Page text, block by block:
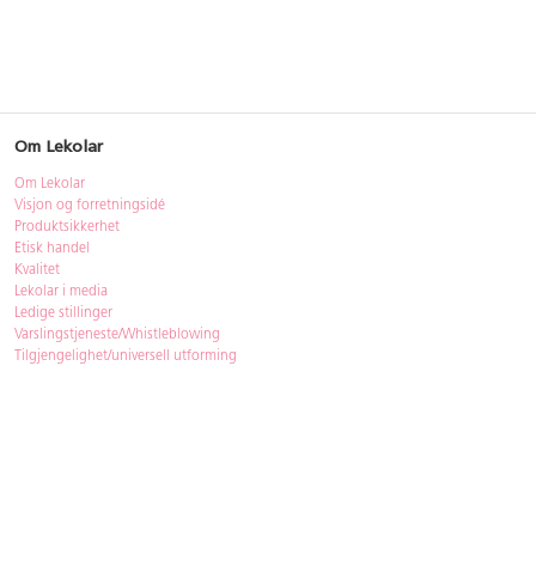
Om Lekolar
Om Lekolar
Visjon og forretningsidé
Produktsikkerhet
Etisk handel
Kvalitet
Lekolar i media
Ledige stillinger
Varslingstjeneste/Whistleblowing
Tilgjengelighet/universell utforming